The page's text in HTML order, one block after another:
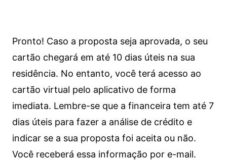
Pronto! Caso a proposta seja aprovada, o seu
cartão chegará em até 10 dias úteis na sua
residência. No entanto, você terá acesso ao
cartão virtual pelo aplicativo de forma
imediata. Lembre-se que a financeira tem até 7
dias úteis para fazer a análise de crédito e
indicar se a sua proposta foi aceita ou não.
Você receberá essa informação por e-mail.